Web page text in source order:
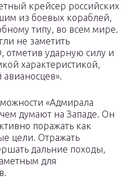
крейсер российских
из боевых кораблей,
типу, во всем мире.
не заметить
отметив ударную силу и
характеристикой,
«Адмирала
думают на Западе. Он
поражать как
цели. Отражать
дальние походы,
для